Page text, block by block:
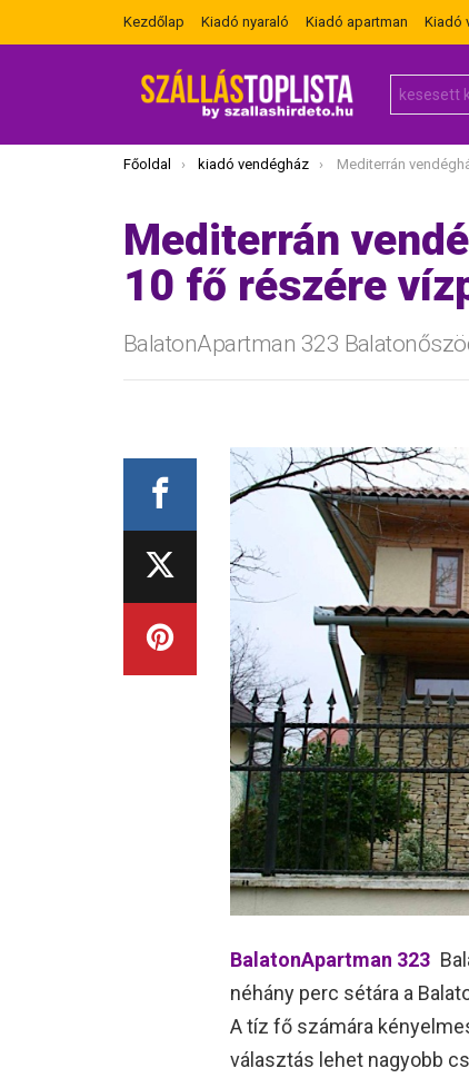
Kezdőlap Kiadó nyaraló Kiadó apartman Kiadó
for:
Itt vagy most:
Főoldal kiadó vendégház Mediterrán vendégház
Mediterrán
10 fő részére
BalatonApartman 323
BalatonApartman 323
néhány perc sétára a
A tíz fő számára
választás lehet nagyobb